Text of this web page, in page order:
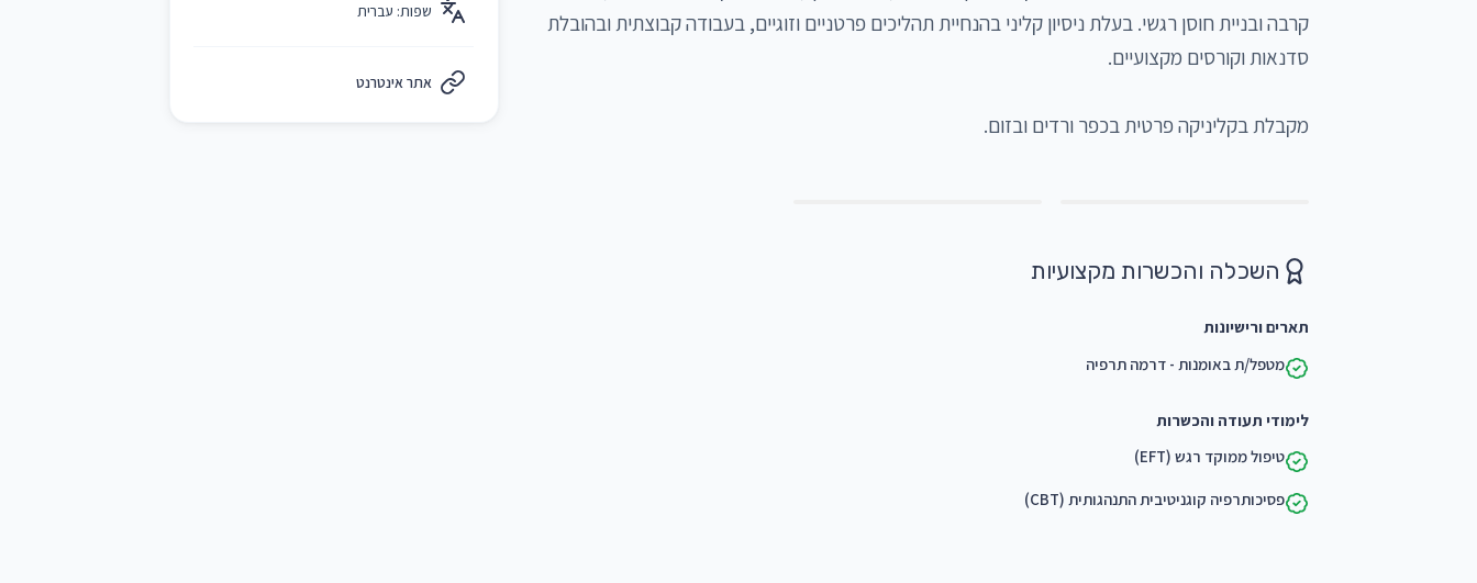
השכלה והכשרות מקצועיות
תארים ורישיונות
מטפל/ת באומנות - דרמה תרפיה
לימודי תעודה והכשרות
טיפול ממוקד רגש (EFT)
פסיכותרפיה קוגניטיבית התנהגותית (CBT)
שפות: עברית
אתר אינטרנט